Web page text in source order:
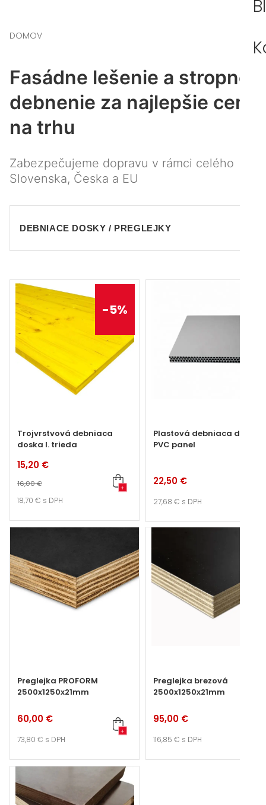
DOMOV
Fasádne lešenie a stropné
debnenie za najlepšie ceny
na trhu
Zabezpečujeme dopravu v rámci celého
Slovenska, Česka a EU
DEBNIACE DOSKY / PREGLEJKY
-5%
Trojvrstvová debniaca
doska I. trieda
15,20 €
16,00 €
18,70 € s DPH
+
Plastová debniaca doska
PVC panel
22,50 €
27,68 € s DPH
Preglejka PROFORM
2500x1250x21mm
60,00 €
73,80 € s DPH
+
Preglejka brezová
2500x1250x21mm
95,00 €
116,85 € s DPH